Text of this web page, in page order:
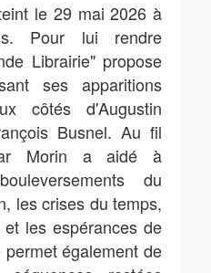
le 29 mai 2026 à
Pour lui rendre
Librairie" propose
ses apparitions
côtés d'Augustin
Busnel. Au fil
Morin a aidé à
du
les crises du temps,
les espérances de
également de